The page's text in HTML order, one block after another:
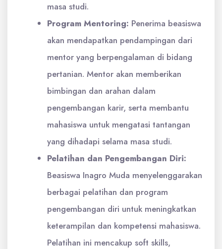
masa studi.
Program Mentoring: Penerima beasiswa
akan mendapatkan pendampingan dari
mentor yang berpengalaman di bidang
pertanian. Mentor akan memberikan
bimbingan dan arahan dalam
pengembangan karir, serta membantu
mahasiswa untuk mengatasi tantangan
yang dihadapi selama masa studi.
Pelatihan dan Pengembangan Diri:
Beasiswa Inagro Muda menyelenggarakan
berbagai pelatihan dan program
pengembangan diri untuk meningkatkan
keterampilan dan kompetensi mahasiswa.
Pelatihan ini mencakup soft skills,